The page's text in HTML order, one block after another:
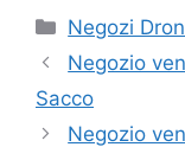
Categorie
Negozi
Negozio
Sacco
Negozio